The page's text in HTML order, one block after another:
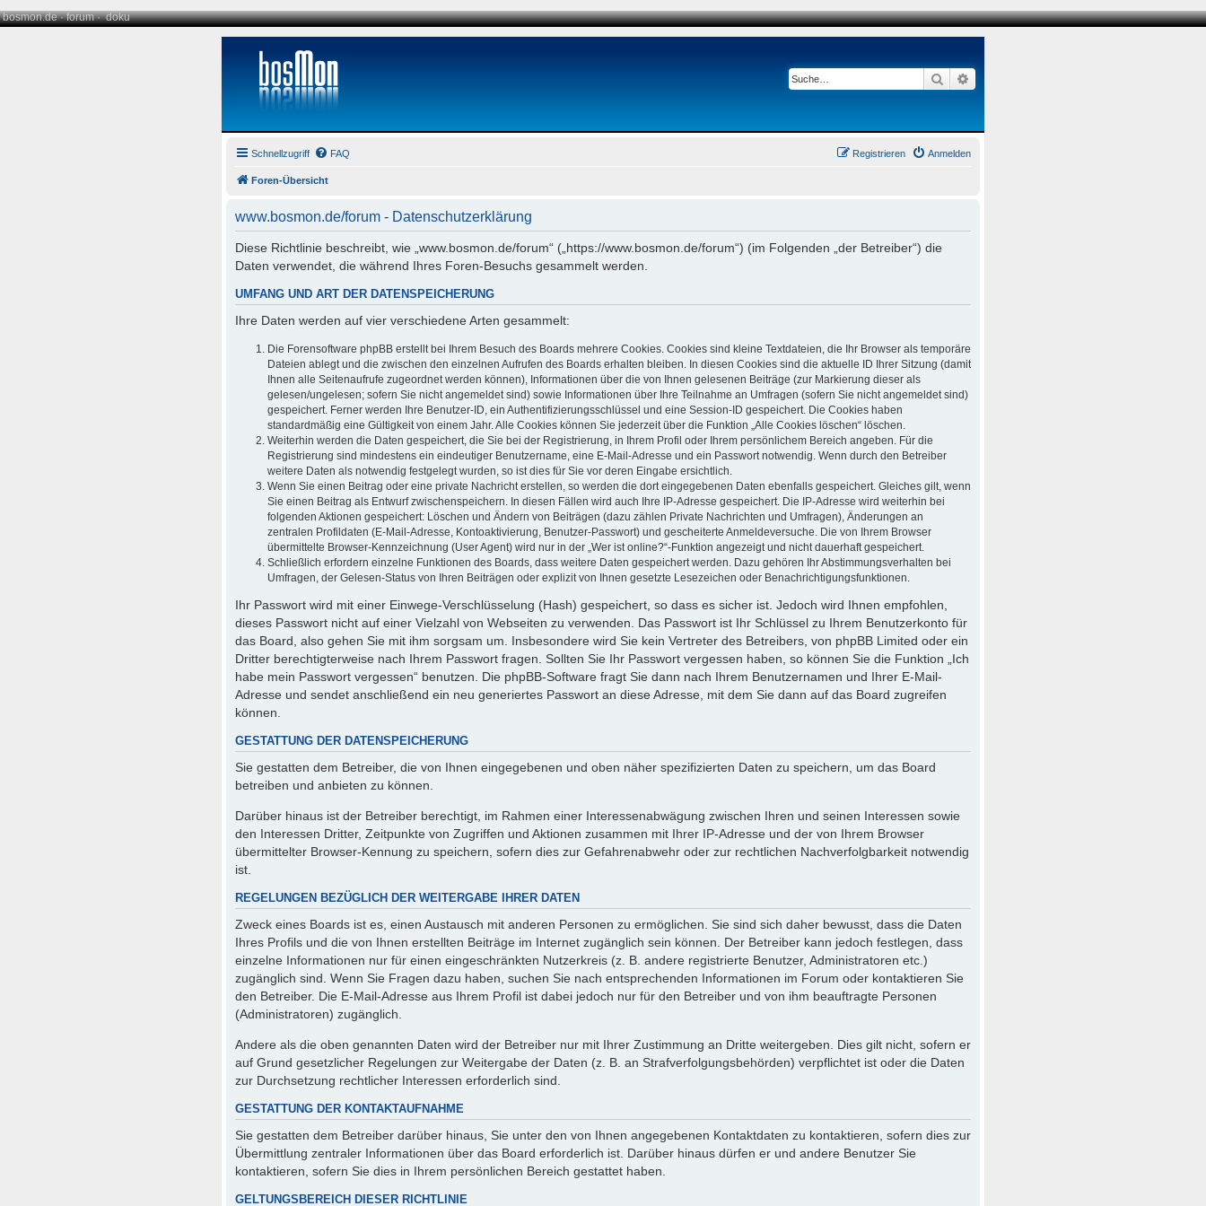
bosmon.de·forum·doku
Suche
Schnellzugriff FAQ Anmelden
Registrieren
Foren-Übersicht
www.bosmon.de/forum - Datenschutzerklärung
Diese Richtlinie beschreibt, wie „www.bosmon.de/forum“ („https://www.bosmon.de/forum“) (im Folgenden „der Betreiber“) die
Daten verwendet, die während Ihres Foren-Besuchs gesammelt werden.
UMFANG UND ART DER DATENSPEICHERUNG
Ihre Daten werden auf vier verschiedene Arten gesammelt:
Die Forensoftware phpBB erstellt bei Ihrem Besuch des Boards mehrere Cookies. Cookies sind kleine Textdateien, die Ihr Browser als temporäre
Dateien ablegt und die zwischen den einzelnen Aufrufen des Boards erhalten bleiben. In diesen Cookies sind die aktuelle ID Ihrer Sitzung (damit
Ihnen alle Seitenaufrufe zugeordnet werden können), Informationen über die von Ihnen gelesenen Beiträge (zur Markierung dieser als
gelesen/ungelesen; sofern Sie nicht angemeldet sind) sowie Informationen über Ihre Teilnahme an Umfragen (sofern Sie nicht angemeldet sind)
gespeichert. Ferner werden Ihre Benutzer-ID, ein Authentifizierungsschlüssel und eine Session-ID gespeichert. Die Cookies haben
standardmäßig eine Gültigkeit von einem Jahr. Alle Cookies können Sie jederzeit über die Funktion „Alle Cookies löschen“ löschen.
Weiterhin werden die Daten gespeichert, die Sie bei der Registrierung, in Ihrem Profil oder Ihrem persönlichem Bereich angeben. Für die
Registrierung sind mindestens ein eindeutiger Benutzername, eine E-Mail-Adresse und ein Passwort notwendig. Wenn durch den Betreiber
weitere Daten als notwendig festgelegt wurden, so ist dies für Sie vor deren Eingabe ersichtlich.
Wenn Sie einen Beitrag oder eine private Nachricht erstellen, so werden die dort eingegebenen Daten ebenfalls gespeichert. Gleiches gilt, wenn
Sie einen Beitrag als Entwurf zwischenspeichern. In diesen Fällen wird auch Ihre IP-Adresse gespeichert. Die IP-Adresse wird weiterhin bei
folgenden Aktionen gespeichert: Löschen und Ändern von Beiträgen (dazu zählen Private Nachrichten und Umfragen), Änderungen an
zentralen Profildaten (E-Mail-Adresse, Kontoaktivierung, Benutzer-Passwort) und gescheiterte Anmeldeversuche. Die von Ihrem Browser
übermittelte Browser-Kennzeichnung (User Agent) wird nur in der „Wer ist online?“-Funktion angezeigt und nicht dauerhaft gespeichert.
Schließlich erfordern einzelne Funktionen des Boards, dass weitere Daten gespeichert werden. Dazu gehören Ihr Abstimmungsverhalten bei
Umfragen, der Gelesen-Status von Ihren Beiträgen oder explizit von Ihnen gesetzte Lesezeichen oder Benachrichtigungsfunktionen.
Ihr Passwort wird mit einer Einwege-Verschlüsselung (Hash) gespeichert, so dass es sicher ist. Jedoch wird Ihnen empfohlen,
dieses Passwort nicht auf einer Vielzahl von Webseiten zu verwenden. Das Passwort ist Ihr Schlüssel zu Ihrem Benutzerkonto für
das Board, also gehen Sie mit ihm sorgsam um. Insbesondere wird Sie kein Vertreter des Betreibers, von phpBB Limited oder ein
Dritter berechtigterweise nach Ihrem Passwort fragen. Sollten Sie Ihr Passwort vergessen haben, so können Sie die Funktion „Ich
habe mein Passwort vergessen“ benutzen. Die phpBB-Software fragt Sie dann nach Ihrem Benutzernamen und Ihrer E-Mail-
Adresse und sendet anschließend ein neu generiertes Passwort an diese Adresse, mit dem Sie dann auf das Board zugreifen
können.
GESTATTUNG DER DATENSPEICHERUNG
Sie gestatten dem Betreiber, die von Ihnen eingegebenen und oben näher spezifizierten Daten zu speichern, um das Board
betreiben und anbieten zu können.
Darüber hinaus ist der Betreiber berechtigt, im Rahmen einer Interessenabwägung zwischen Ihren und seinen Interessen sowie
den Interessen Dritter, Zeitpunkte von Zugriffen und Aktionen zusammen mit Ihrer IP-Adresse und der von Ihrem Browser
übermittelter Browser-Kennung zu speichern, sofern dies zur Gefahrenabwehr oder zur rechtlichen Nachverfolgbarkeit notwendig
ist.
REGELUNGEN BEZÜGLICH DER WEITERGABE IHRER DATEN
Zweck eines Boards ist es, einen Austausch mit anderen Personen zu ermöglichen. Sie sind sich daher bewusst, dass die Daten
Ihres Profils und die von Ihnen erstellten Beiträge im Internet zugänglich sein können. Der Betreiber kann jedoch festlegen, dass
einzelne Informationen nur für einen eingeschränkten Nutzerkreis (z. B. andere registrierte Benutzer, Administratoren etc.)
zugänglich sind. Wenn Sie Fragen dazu haben, suchen Sie nach entsprechenden Informationen im Forum oder kontaktieren Sie
den Betreiber. Die E-Mail-Adresse aus Ihrem Profil ist dabei jedoch nur für den Betreiber und von ihm beauftragte Personen
(Administratoren) zugänglich.
Andere als die oben genannten Daten wird der Betreiber nur mit Ihrer Zustimmung an Dritte weitergeben. Dies gilt nicht, sofern er
auf Grund gesetzlicher Regelungen zur Weitergabe der Daten (z. B. an Strafverfolgungsbehörden) verpflichtet ist oder die Daten
zur Durchsetzung rechtlicher Interessen erforderlich sind.
GESTATTUNG DER KONTAKTAUFNAHME
Sie gestatten dem Betreiber darüber hinaus, Sie unter den von Ihnen angegebenen Kontaktdaten zu kontaktieren, sofern dies zur
Übermittlung zentraler Informationen über das Board erforderlich ist. Darüber hinaus dürfen er und andere Benutzer Sie
kontaktieren, sofern Sie dies in Ihrem persönlichen Bereich gestattet haben.
GELTUNGSBEREICH DIESER RICHTLINIE